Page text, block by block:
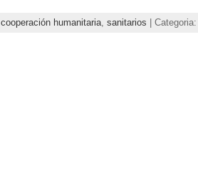
cooperación humanitaria, sanitarios | Categoria: